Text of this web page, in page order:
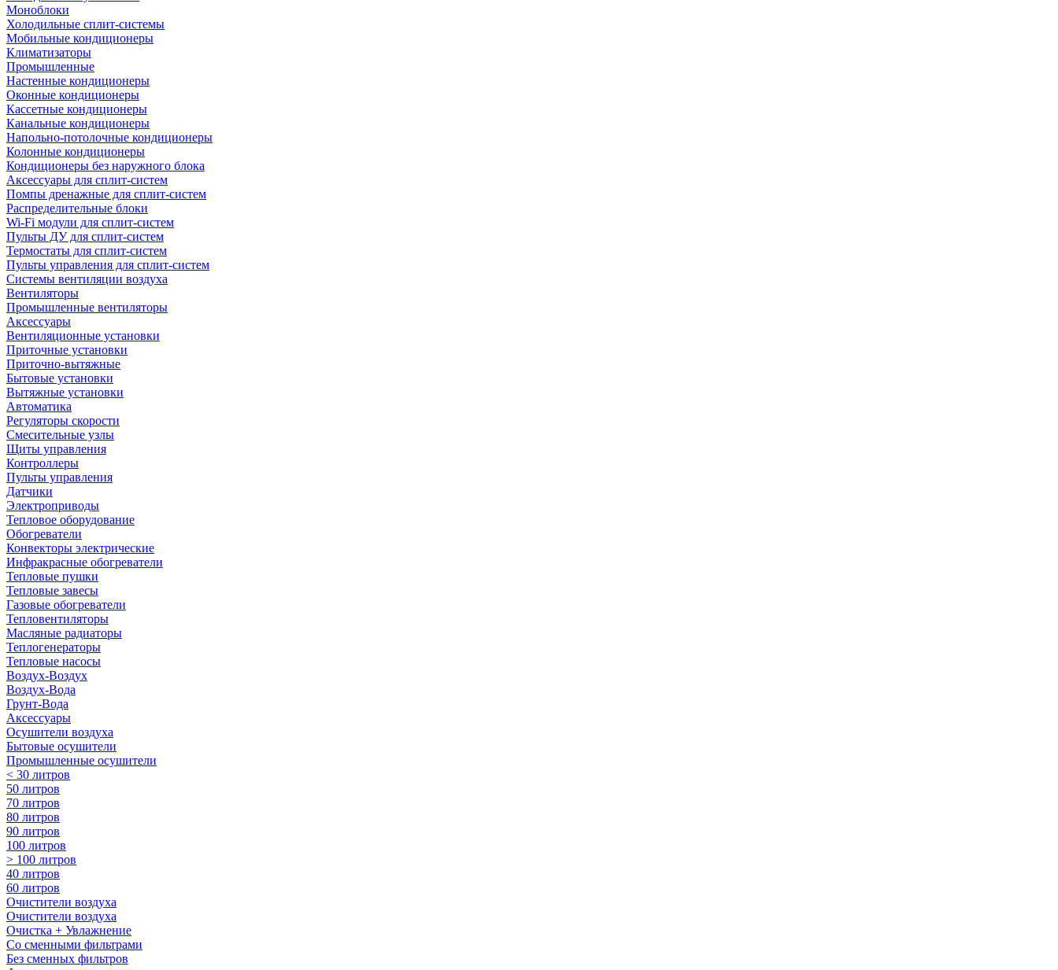
Моноблоки
Холодильные сплит-системы
Мобильные кондиционеры
Климатизаторы
Промышленные
Настенные кондиционеры
Оконные кондиционеры
Кассетные кондиционеры
Канальные кондиционеры
Напольно-потолочные кондиционеры
Колонные кондиционеры
Кондиционеры без наружного блока
Аксессуары для сплит-систем
Помпы дренажные для сплит-систем
Распределительные блоки
Wi-Fi модули для сплит-систем
Пульты ДУ для сплит-систем
Термостаты для сплит-систем
Пульты управления для сплит-систем
Системы вентиляции воздуха
Вентиляторы
Промышленные вентиляторы
Аксессуары
Вентиляционные установки
Приточные установки
Приточно-вытяжные
Бытовые установки
Вытяжные установки
Автоматика
Регуляторы скорости
Смесительные узлы
Щиты управления
Контроллеры
Пульты управления
Датчики
Электроприводы
Тепловое оборудование
Обогреватели
Конвекторы электрические
Инфракрасные обогреватели
Тепловые пушки
Тепловые завесы
Газовые обогреватели
Тепловентиляторы
Масляные радиаторы
Теплогенераторы
Тепловые насосы
Воздух-Воздух
Воздух-Вода
Грунт-Вода
Аксессуары
Осушители воздуха
Бытовые осушители
Промышленные осушители
< 30 литров
50 литров
70 литров
80 литров
90 литров
100 литров
> 100 литров
40 литров
60 литров
Очистители воздуха
Очистители воздуха
Очистка + Увлажнение
Cо сменными фильтрами
Без сменных фильтров